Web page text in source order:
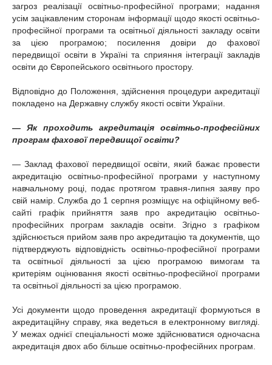
загроз реалізації освітньо-професійної програми; надання
усім зацікавленим сторонам інформації щодо якості освітньо-
професійної програми та освітньої діяльності закладу освіти
за цією програмою; посилення довіри до фахової
передвищої освіти в Україні та сприяння інтеграції закладів
освіти до Європейського освітнього простору.
Відповідно до Положення, здійснення процедури акредитації
покладено на Державну службу якості освіти України.
— Як проходить акредитація освітньо-професійних
програм фахової передвищої освіти?
— Заклад фахової передвищої освіти, який бажає провести
акредитацію освітньо-професійної програми у наступному
навчальному році, подає протягом травня-липня заяву про
свій намір. Служба до 1 серпня розміщує на офіційному веб-
сайті графік прийняття заяв про акредитацію освітньо-
професійних програм закладів освіти. Згідно з графіком
здійснюється прийом заяв про акредитацію та документів, що
підтверджують відповідність освітньо-професійної програми
та освітньої діяльності за цією програмою вимогам та
критеріям оцінювання якості освітньо-професійної програми
та освітньої діяльності за цією програмою.
Усі документи щодо проведення акредитації формуються в
акредитаційну справу, яка ведеться в електронному вигляді.
У межах однієї спеціальності може здійснюватися одночасна
акредитація двох або більше освітньо-професійних програм.